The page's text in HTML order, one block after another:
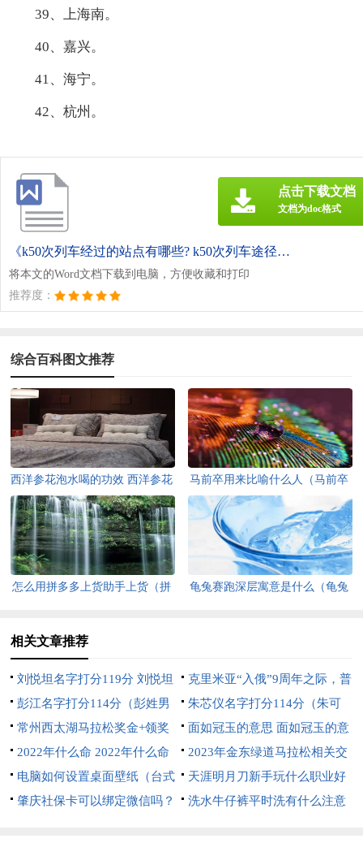
39、上海南。
40、嘉兴。
41、海宁。
42、杭州。
《k50次列车经过的站点有哪些? k50次列车途径站.doc》
将本文的Word文档下载到电脑，方便收藏和打印
推荐度：
点击下载文档
文档为doc格式
综合百科图文推荐
西洋参花泡水喝的功效 西洋参花
泡水喝的功效与禁忌
马前卒用来比喻什么人（马前卒
用来比喻什么样的人）
怎么用拼多多上货助手上货（拼
龟兔赛跑深层寓意是什么（龟兔
相关文章推荐
刘悦坦名字打分119分 刘悦坦
个人简历
克里米亚“入俄”9周年之际，普
京亲自驾车访问塞瓦斯托波尔
彭江名字打分114分（彭姓男
孩取名100分）
朱芯仪名字打分114分（朱可
芯姓名测试）
常州西太湖马拉松奖金+领奖
办法 2021常州西太湖马拉松奖
金
面如冠玉的意思 面如冠玉的意
思你就让我看这个
2022年什么命 2022年什么命
是水命还是金命
2023年金东绿道马拉松相关交
通管控示意图
电脑如何设置桌面壁纸（台式
电脑如何设置桌面壁纸）
天涯明月刀新手玩什么职业好
（天涯明月刀新手玩什么职业好
肇庆社保卡可以绑定微信吗？
洗水牛仔裤平时洗有什么注意